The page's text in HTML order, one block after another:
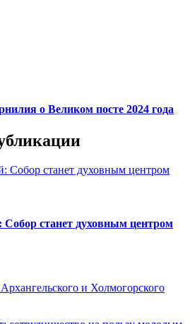
о Великом посте 2024 года
станет духовным центром
и Холмогорского